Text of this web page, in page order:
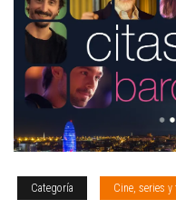
Categoría Cine, series y